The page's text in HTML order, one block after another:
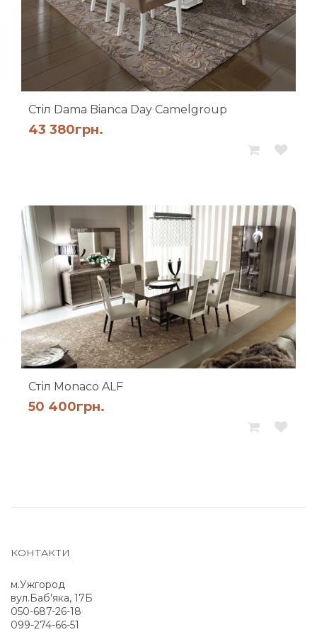
Стіл Dama Bianca Day Camelgroup
43 380грн.
Стіл Monaco ALF
50 400грн.
КОНТАКТИ
м.Ужгород
вул.Баб'яка, 17Б
050-687-26-18
099-274-66-51